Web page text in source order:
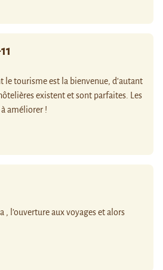
le tourisme est la bienvenue, d’autant
existent et sont parfaites. Les
améliorer !
, l’ouverture aux voyages et alors